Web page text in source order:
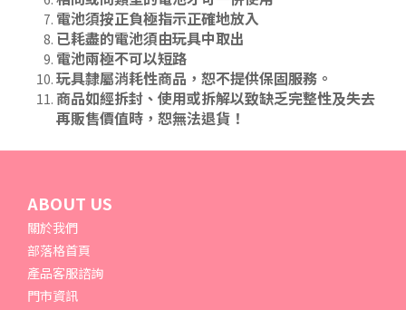
電池須按正負極指示正確地放入
已耗盡的電池須由玩具中取出
電池兩極不可以短路
玩具隸屬消耗性商品，恕不提供保固服務。
商品如經拆封、使用或拆解以致缺乏完整性及失去
再販售價值時，恕無法退貨！
ABOUT US
關於我們
部落格首頁
產品客服諮詢
門市資訊